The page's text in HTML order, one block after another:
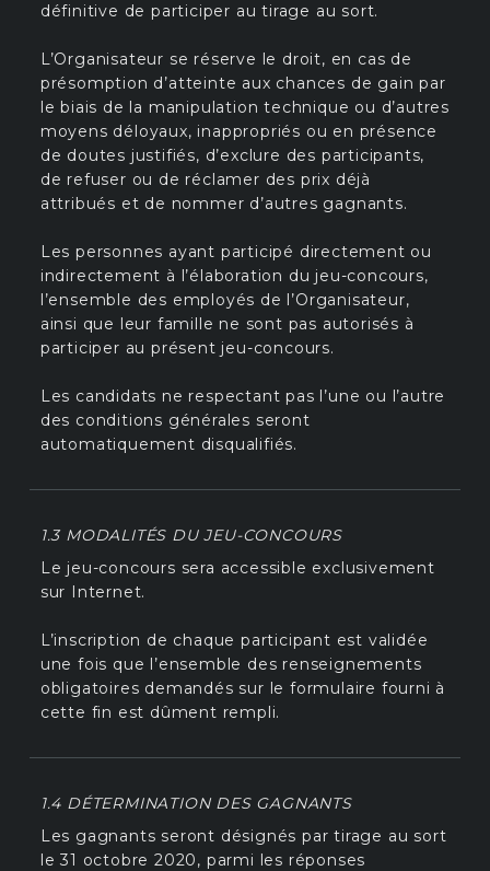
définitive de participer au tirage au sort.
L’Organisateur se réserve le droit, en cas de
présomption d’atteinte aux chances de gain par
le biais de la manipulation technique ou d’autres
moyens déloyaux, inappropriés ou en présence
de doutes justifiés, d’exclure des participants,
de refuser ou de réclamer des prix déjà
attribués et de nommer d’autres gagnants.
Les personnes ayant participé directement ou
indirectement à l’élaboration du jeu-concours,
l’ensemble des employés de l’Organisateur,
ainsi que leur famille ne sont pas autorisés à
participer au présent jeu-concours.
Les candidats ne respectant pas l’une ou l’autre
des conditions générales seront
automatiquement disqualifiés.
1.3 MODALITÉS DU JEU-CONCOURS
Le jeu-concours sera accessible exclusivement
sur Internet.
L’inscription de chaque participant est validée
une fois que l’ensemble des renseignements
obligatoires demandés sur le formulaire fourni à
cette fin est dûment rempli.
1.4 DÉTERMINATION DES GAGNANTS
Les gagnants seront désignés par tirage au sort
le 31 octobre 2020, parmi les réponses